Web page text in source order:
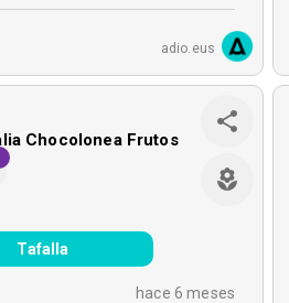
adio.eus
Chocolonea Frutos
Tafalla
hace 6 meses